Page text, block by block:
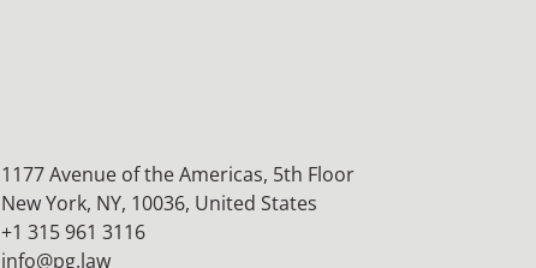
1177 Avenue of the Americas, 5th Floor
New York, NY, 10036, United States
+1 315 961 3116
info@pg.law